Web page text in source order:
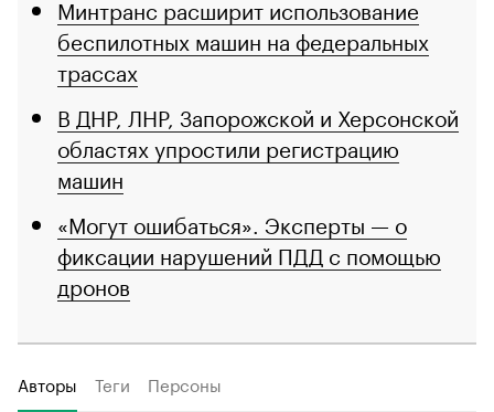
Минтранс расширит использование
беспилотных машин на федеральных
трассах
В ДНР, ЛНР, Запорожской и Херсонской
областях упростили регистрацию
машин
«Могут ошибаться». Эксперты — о
фиксации нарушений ПДД с помощью
дронов
Авторы Теги Персоны